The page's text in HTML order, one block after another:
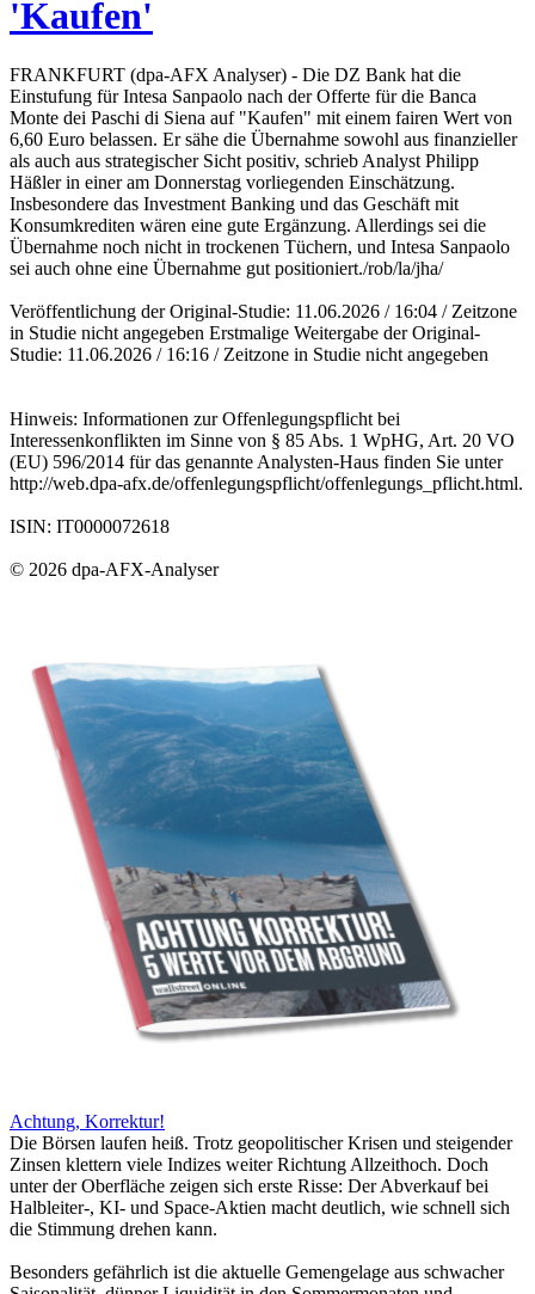
'Kaufen'
FRANKFURT (dpa-AFX Analyser) - Die DZ Bank hat die
Einstufung für Intesa Sanpaolo nach der Offerte für die Banca
Monte dei Paschi di Siena auf "Kaufen" mit einem fairen Wert von
6,60 Euro belassen. Er sähe die Übernahme sowohl aus finanzieller
als auch aus strategischer Sicht positiv, schrieb Analyst Philipp
Häßler in einer am Donnerstag vorliegenden Einschätzung.
Insbesondere das Investment Banking und das Geschäft mit
Konsumkrediten wären eine gute Ergänzung. Allerdings sei die
Übernahme noch nicht in trockenen Tüchern, und Intesa Sanpaolo
sei auch ohne eine Übernahme gut positioniert./rob/la/jha/
Veröffentlichung der Original-Studie: 11.06.2026 / 16:04 / Zeitzone
in Studie nicht angegeben Erstmalige Weitergabe der Original-
Studie: 11.06.2026 / 16:16 / Zeitzone in Studie nicht angegeben
Hinweis: Informationen zur Offenlegungspflicht bei
Interessenkonflikten im Sinne von § 85 Abs. 1 WpHG, Art. 20 VO
(EU) 596/2014 für das genannte Analysten-Haus finden Sie unter
http://web.dpa-afx.de/offenlegungspflicht/offenlegungs_pflicht.html.
ISIN: IT0000072618
© 2026 dpa-AFX-Analyser
Achtung, Korrektur!
Die Börsen laufen heiß. Trotz geopolitischer Krisen und steigender
Zinsen klettern viele Indizes weiter Richtung Allzeithoch. Doch
unter der Oberfläche zeigen sich erste Risse: Der Abverkauf bei
Halbleiter-, KI- und Space-Aktien macht deutlich, wie schnell sich
die Stimmung drehen kann.
Besonders gefährlich ist die aktuelle Gemengelage aus schwacher